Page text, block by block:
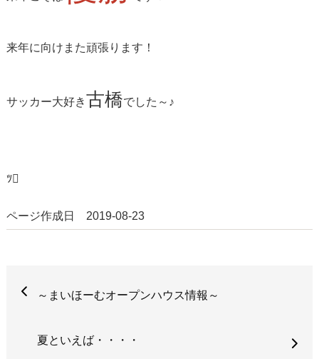
来年に向けまた頑張ります！
サッカー大好き古橋でした～♪
ﾂ
ページ作成日 2019-08-23
～まいほーむオープンハウス情報～
夏といえば・・・・